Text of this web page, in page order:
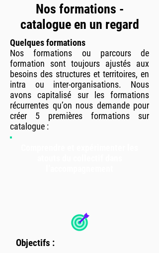
Nos formations -
catalogue en un regard
Quelques formations
Nos formations ou parcours de
formation sont toujours ajustés aux
besoins des structures et territoires, en
intra ou inter-organisations. Nous
avons capitalisé sur les formations
récurrentes qu’on nous demande pour
créer 5 premières formations sur
catalogue :
Objectifs :